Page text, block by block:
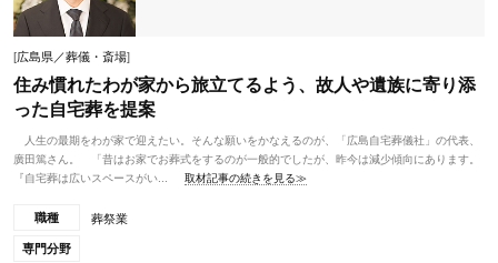
[広島県／葬儀・斎場]
住み慣れたわが家から旅立てるよう、故人や遺族に寄り添
った自宅葬を提案
人生の最期をわが家で迎えたい。そんな願いをかなえるのが、「広島自宅葬儀社」の代表、
廣田篤さん。 「昔はお家でお葬式をするのが一般的でしたが、昨今は減少傾向にあります。
『自宅葬は広いスペースがい...
取材記事の続きを見る≫
職種 葬祭業
専門分野